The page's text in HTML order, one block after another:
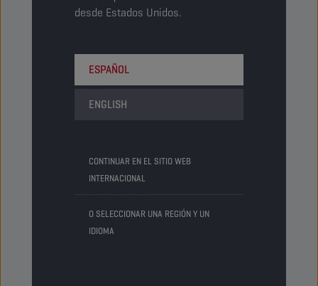
desde Estados Unidos.
ESPAÑOL
ENGLISH
CONTINUAR EN EL SITIO WEB
INTERNACIONAL
O SELECCIONAR UNA REGIÓN Y UN
IDIOMA
Artículos/Envase -
Status NORMAL
205 LT
Código PN1052075
Artículos/Envase-
Paquetes/Palé